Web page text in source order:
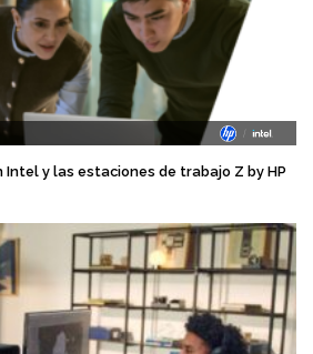
y las estaciones de trabajo Z by HP